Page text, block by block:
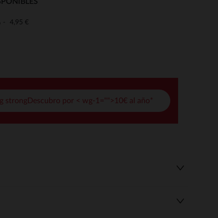
de privacidad, garantizando el cumplimiento de las
4,95 €
strongDescubro por < wg-1="">10€ al año*